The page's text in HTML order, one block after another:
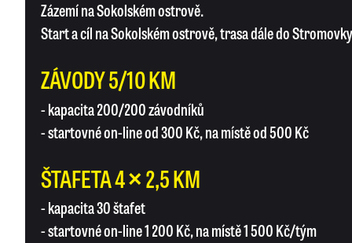
Zázemí na Sokolském ostrově.
Start a cíl na Sokolském ostrově, trasa dále do
ZÁVODY 5/10 KM
- kapacita 200/200 závodníků
- startovné on-line od 300 Kč, na místě od 500 Kč
ŠTAFETA 4 × 2,5 KM
- kapacita 30 štafet
- startovné on-line 1 200 Kč, na místě 1 500 Kč/tým